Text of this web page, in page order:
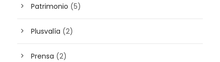
Patrimonio (5)
Plusvalía (2)
Prensa (2)